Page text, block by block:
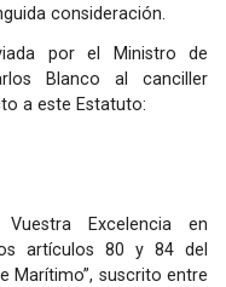
consideración.
por el Ministro de
Blanco al canciller
a este Estatuto:
Excelencia en
artículos 80 y 84 del
Marítimo”, suscrito entre